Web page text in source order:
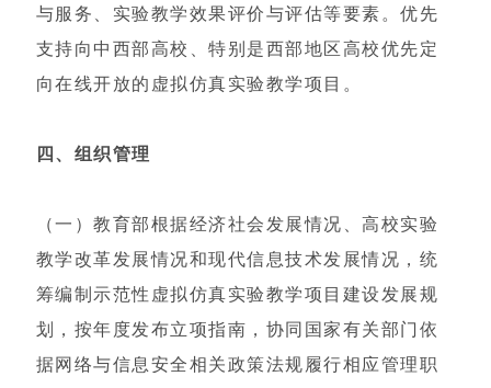
与服务、实验教学效果评价与评估等要素。优先
支持向中西部高校、特别是西部地区高校优先定
向在线开放的虚拟仿真实验教学项目。
四、组织管理
（一）教育部根据经济社会发展情况、高校实验
教学改革发展情况和现代信息技术发展情况，统
筹编制示范性虚拟仿真实验教学项目建设发展规
划，按年度发布立项指南，协同国家有关部门依
据网络与信息安全相关政策法规履行相应管理职